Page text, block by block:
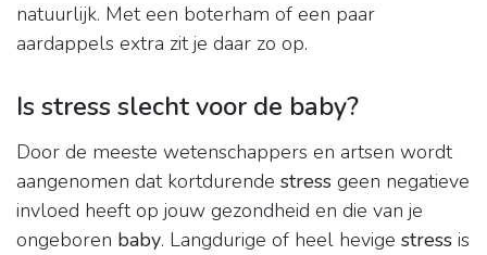
natuurlijk. Met een boterham of een paar
aardappels extra zit je daar zo op.
Is stress slecht voor de baby?
Door de meeste wetenschappers en artsen wordt
aangenomen dat kortdurende stress geen negatieve
invloed heeft op jouw gezondheid en die van je
ongeboren baby. Langdurige of heel hevige stress is